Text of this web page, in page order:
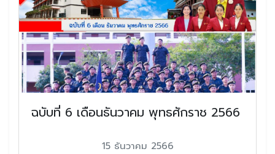
ฉบับที่ 6 เดือนธันวาคม พุทธศักราช 2566
15 ธันวาคม 2566